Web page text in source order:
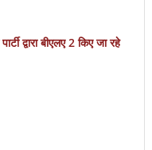
द्वारा बीएलए 2 किए जा रहे